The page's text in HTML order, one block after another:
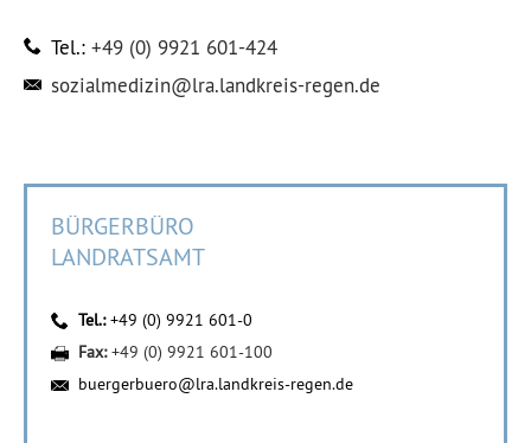
Tel.: +49 (0) 9921 601-424
sozialmedizin@lra.landkreis-regen.de
BÜRGERBÜRO
LANDRATSAMT
Tel.:+49 (0) 9921 601-0
Fax:+49 (0) 9921 601-100
buergerbuero@lra.landkreis-regen.de